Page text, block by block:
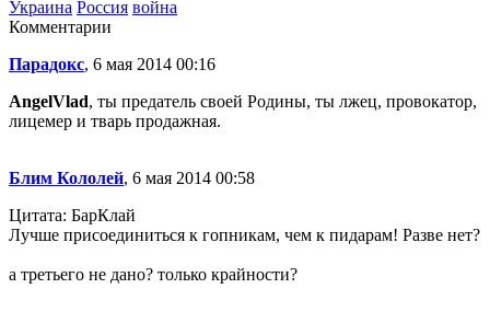
Украина Россия война
Комментарии
Парадокс, 6 мая 2014 00:16
AngelVlad, ты предатель своей Родины, ты лжец, провокатор,
лицемер и тварь продажная.
Блим Кололей, 6 мая 2014 00:58
Цитата: БарКлай
Лучше присоединиться к гопникам, чем к пидарам! Разве нет?
а третьего не дано? только крайности?